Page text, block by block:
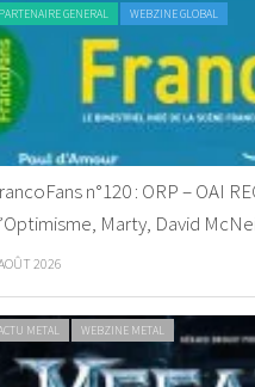
GENERAL WEBZINE GLOBAL
n°120 : ORP – OAI
Marty, David
2026
METAL WEBZINE METAL